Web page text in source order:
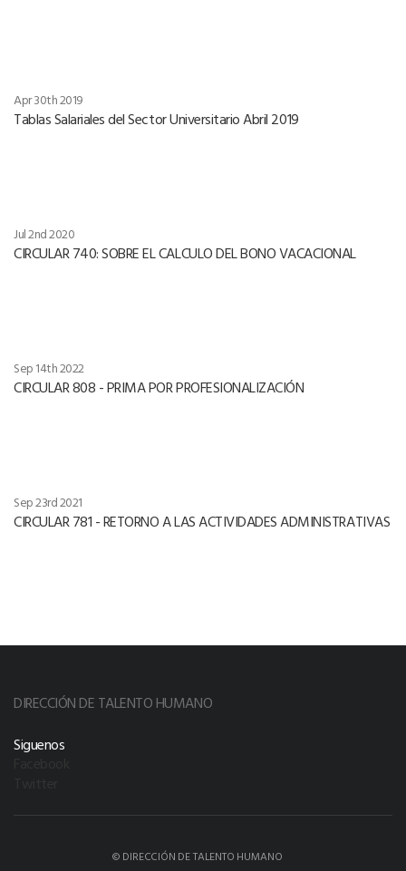
Apr 30th 2019
Tablas Salariales del Sector Universitario Abril 2019
Jul 2nd 2020
CIRCULAR 740: SOBRE EL CALCULO DEL BONO VACACIONAL
Sep 14th 2022
CIRCULAR 808 - PRIMA POR PROFESIONALIZACIÓN
Sep 23rd 2021
CIRCULAR 781 - RETORNO A LAS ACTIVIDADES ADMINISTRATIVAS
DIRECCIÓN DE TALENTO HUMANO
Siguenos
© DIRECCIÓN DE TALENTO HUMANO